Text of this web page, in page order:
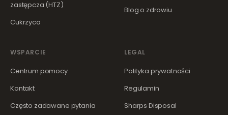
zastępcza (HTZ)
Cukrzyca
Blog o zdrowiu
WSPARCIE
Centrum pomocy
Kontakt
Często zadawane pytania
LEGAL
Polityka prywatności
Regulamin
Sharps Disposal